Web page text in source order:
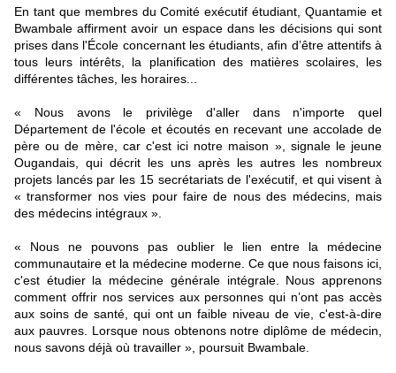
En tant que membres du Comité exécutif étudiant, Quantamie et
Bwambale affirment avoir un espace dans les décisions qui sont
prises dans l'École concernant les étudiants, afin d’être attentifs à
tous leurs intérêts, la planification des matières scolaires, les
différentes tâches, les horaires...
« Nous avons le privilège d'aller dans n'importe quel
Département de l'école et écoutés en recevant une accolade de
père ou de mère, car c'est ici notre maison », signale le jeune
Ougandais, qui décrit les uns après les autres les nombreux
projets lancés par les 15 secrétariats de l'exécutif, et qui visent à
« transformer nos vies pour faire de nous des médecins, mais
des médecins intégraux ».
« Nous ne pouvons pas oublier le lien entre la médecine
communautaire et la médecine moderne. Ce que nous faisons ici,
c'est étudier la médecine générale intégrale. Nous apprenons
comment offrir nos services aux personnes qui n’ont pas accès
aux soins de santé, qui ont un faible niveau de vie, c'est-à-dire
aux pauvres. Lorsque nous obtenons notre diplôme de médecin,
nous savons déjà où travailler », poursuit Bwambale.